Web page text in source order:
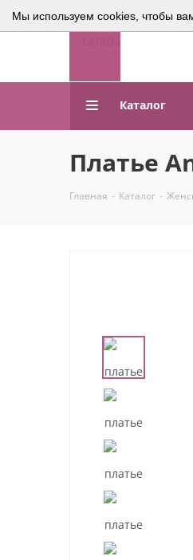
Мы используем cookies, чтобы
Каталог
Платье
Главная - Каталог -